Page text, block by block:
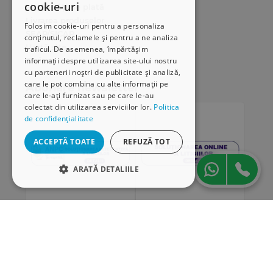
cookie-uri
Folosim cookie-uri pentru a personaliza
conținutul, reclamele și pentru a ne analiza
traficul. De asemenea, împărtășim
informații despre utilizarea site-ului nostru
cu partenerii noștri de publicitate și analiză,
care le pot combina cu alte informații pe
care le-ați furnizat sau pe care le-au
colectat din utilizarea serviciilor lor. Politica
de confidențialitate
ACCEPTĂ TOATE REFUZĂ TOT
ARATĂ DETALIILE
Modalități de plată
SEAP/SICAP
Hartă site
Cariere
Abonare newsletter